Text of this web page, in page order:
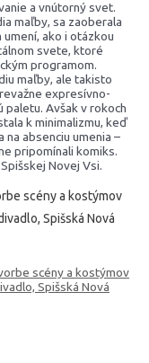
a vnútorný svet.
maľby, sa zaoberala
ako i otázkou
svete, ktoré
programom.
maľby, ale takisto
expresívno-
Avšak v rokoch
k minimalizmu, keď
absenciu umenia –
pripomínali komiks.
Novej Vsi.
scény a kostýmov
Spišská Nová